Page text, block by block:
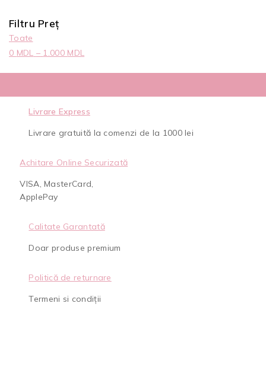
Filtru Preț
Toate
0 MDL – 1.000 MDL
Livrare Express
Livrare gratuită la comenzi de la 1000 lei
Achitare Online Securizată
VISA, MasterCard,
ApplePay
Calitate Garantată
Doar produse premium
Politică de returnare
Termeni si condiții